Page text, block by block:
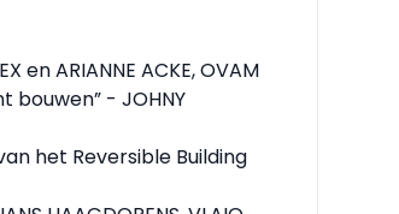
en ARIANNE ACKE, OVAM
bouwen” - JOHNY
het Reversible Building